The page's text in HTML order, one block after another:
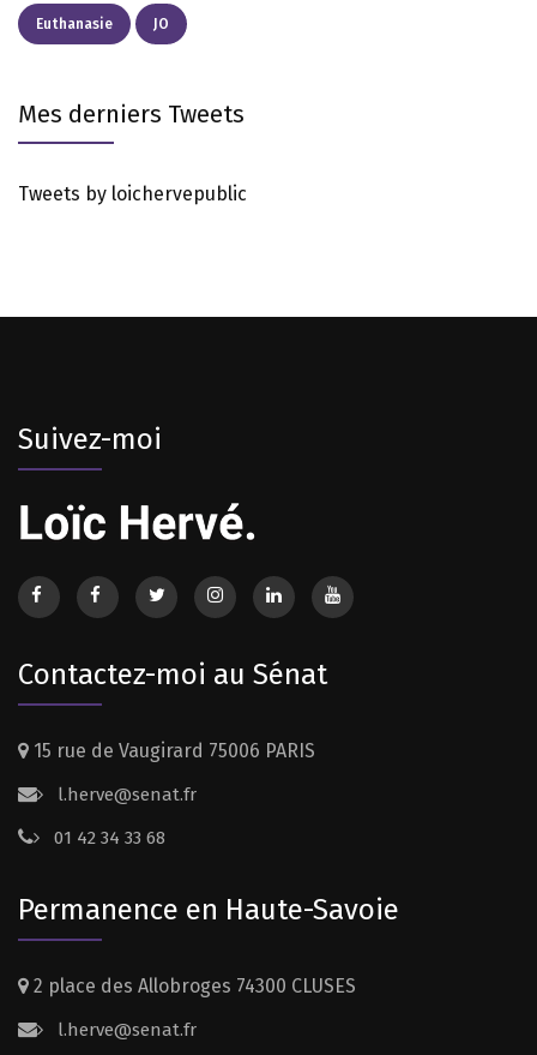
Euthanasie JO
Mes derniers Tweets
Tweets by loichervepublic
Suivez-moi
Contactez-moi au Sénat
15 rue de Vaugirard 75006 PARIS
l.herve@senat.fr
01 42 34 33 68
Permanence en Haute-Savoie
2 place des Allobroges 74300 CLUSES
l.herve@senat.fr